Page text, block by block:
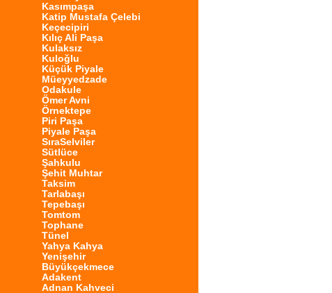
Kasımpaşa
Katip Mustafa Çelebi
Keçecipiri
Kılıç Ali Paşa
Kulaksız
Kuloğlu
Küçük Piyale
Müeyyedzade
Odakule
Ömer Avni
Örnektepe
Piri Paşa
Piyale Paşa
SıraSelviler
Sütlüce
Şahkulu
Şehit Muhtar
Taksim
Tarlabaşı
Tepebaşı
Tomtom
Tophane
Tünel
Yahya Kahya
Yenişehir
Büyükçekmece
Adakent
Adnan Kahveci